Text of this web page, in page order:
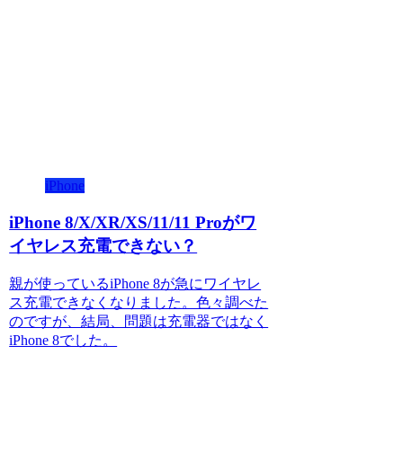
iPhone
iPhone 8/X/XR/XS/11/11 Proがワ
イヤレス充電できない？
親が使っているiPhone 8が急にワイヤレ
ス充電できなくなりました。色々調べた
のですが、結局、問題は充電器ではなく
iPhone 8でした。